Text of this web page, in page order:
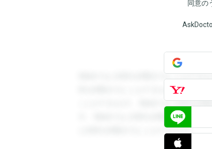
同意の
登録すると回答を閲覧することがで
答を閲覧することができます。登録
ことができます。登録すると回答を
す。登録すると回答を閲覧すること
と回答を閲覧することができます。